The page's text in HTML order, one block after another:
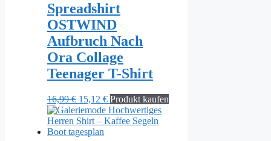
Spreadshirt
OSTWIND
Aufbruch Nach
Ora Collage
Teenager T-Shirt
16,99€ Ursprünglicher
Preis
war:
16,99 €
15,12 €Aktueller
Preis
ist:
Produkt kaufen